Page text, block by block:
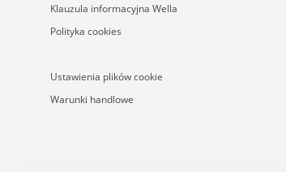
Klauzula informacyjna Wella
Polityka cookies
Ustawienia plików cookie
Warunki handlowe